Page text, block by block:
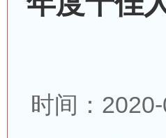
时间：